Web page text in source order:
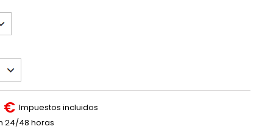
€ Impuestos incluidos
24/48 horas